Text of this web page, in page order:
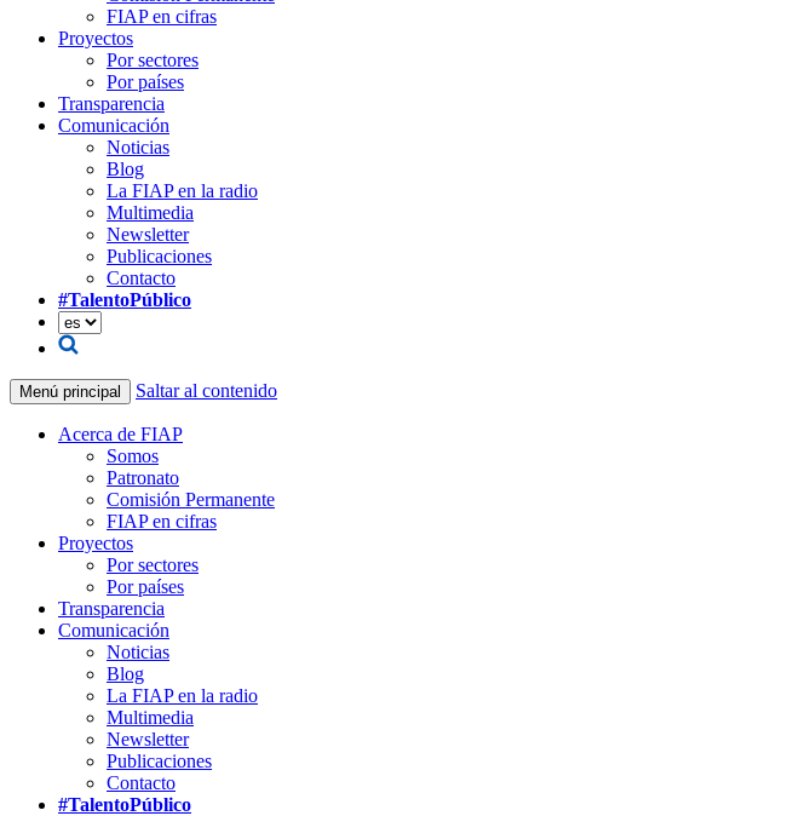
FIAP en cifras
Proyectos
Por sectores
Por países
Transparencia
Comunicación
Noticias
Blog
La FIAP en la radio
Multimedia
Newsletter
Publicaciones
Contacto
#TalentoPúblico
Menú principal Saltar al contenido
Acerca de FIAP
Somos
Patronato
Comisión Permanente
FIAP en cifras
Proyectos
Por sectores
Por países
Transparencia
Comunicación
Noticias
Blog
La FIAP en la radio
Multimedia
Newsletter
Publicaciones
Contacto
#TalentoPúblico